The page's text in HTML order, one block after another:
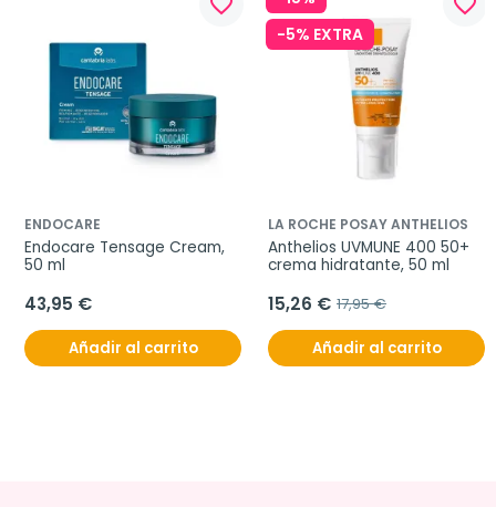
ENDOCARE
Endocare Tensage Cream,
50 ml
43,95 €
Añadir al carrito
-5% EXTRA
LA ROCHE POSAY ANTHELIOS
Anthelios UVMUNE 400 50+
crema hidratante, 50 ml
15,26 € 17,95 €
Añadir al carrito